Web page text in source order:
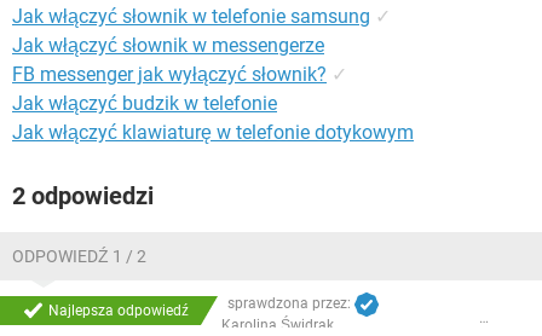
Jak włączyć słownik w telefonie samsung ✓
Jak włączyć słownik w messengerze
FB messenger jak wyłączyć słownik? ✓
Jak włączyć budzik w telefonie
Jak włączyć klawiaturę w telefonie dotykowym
2 odpowiedzi
ODPOWIEDŹ 1 / 2
Najlepsza odpowiedź
sprawdzona przez:
Karolina Świdrak